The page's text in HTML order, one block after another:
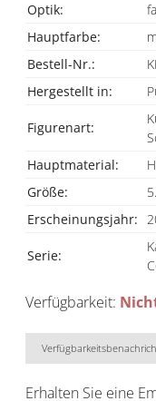
Optik:
Hauptfarbe:
Bestell-Nr.:
Hergestellt in:
Figurenart:
Hauptmaterial:
Größe:
Erscheinungsjahr:
Serie:
Verfügbarkeit:
Erhalten Sie eine